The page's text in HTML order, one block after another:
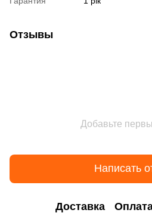
Отзывы
Добавьте
Написать
Доставка